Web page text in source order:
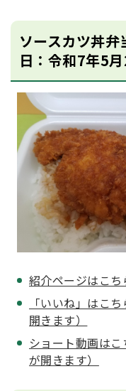
ソースカツ丼
日：令和7年5月
紹介ページはこち
「いいね」はこ
開きます）
ショート動画は
が開きます）